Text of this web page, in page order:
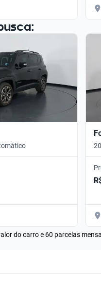
do carro e 60 parcelas